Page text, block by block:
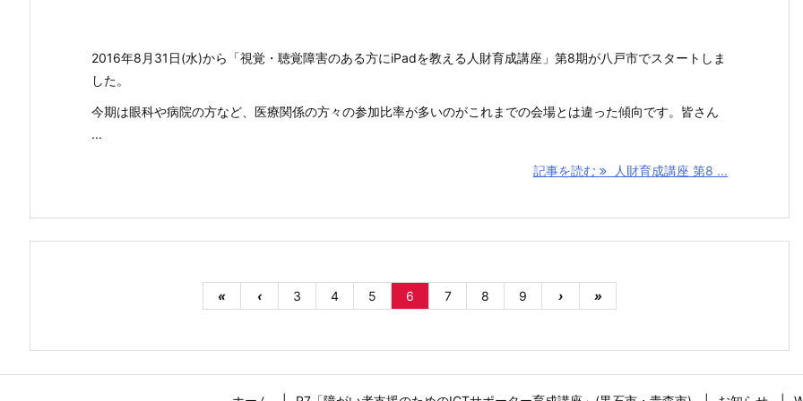
2016年8月31日(水)から「視覚・聴覚障害のある方にiPadを教える人財育成講座」第8期が八戸市でスタートしま
した。
今期は眼科や病院の方など、医療関係の方々の参加比率が多いのがこれまでの会場とは違った傾向です。皆さん
...
記事を読む 人財育成講座 第8 ...
« ‹ 3 4 5 6 7 8 9 › »